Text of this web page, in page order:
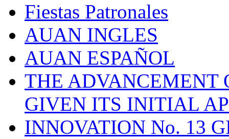
Fiestas Patronales
AUAN INGLES
AUAN ESPAÑOL
THE ADVANCEMENT
GIVEN ITS INITIAL
INNOVATION No. 13